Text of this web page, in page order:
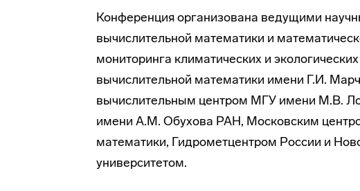
Конференция организована ведущими
вычислительной математики и
мониторинга климатических и
вычислительной математики имени Г.И.
вычислительным центром МГУ имени М.В.
имени А.М. Обухова РАН, Московским
математики, Гидрометцентром России и
университетом.